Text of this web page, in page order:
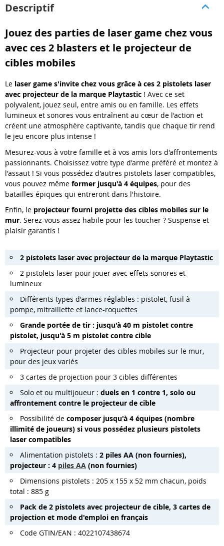
Descriptif
Jouez des parties de laser game chez vous
avec ces 2 blasters et le projecteur de
cibles mobiles
Le laser game s'invite chez vous grâce à ces 2 pistolets laser
avec projecteur de la marque Playtastic ! Avec ce set
polyvalent, jouez seul, entre amis ou en famille. Les effets
lumineux et sonores vous entraînent au cœur de l'action et
créent une atmosphère captivante, tandis que chaque tir rend
le jeu encore plus intense !
Mesurez-vous à votre famille et à vos amis lors d'affrontements
passionnants. Choisissez votre type d'arme préféré et montez à
l'assaut ! Si vous possédez d'autres pistolets laser compatibles,
vous pouvez même former jusqu'à 4 équipes, pour des
batailles épiques qui entreront dans l'histoire.
Enfin, le projecteur fourni projette des cibles mobiles sur le
mur. Serez-vous assez habile pour les toucher ? Suspense et
plaisir garantis !
2 pistolets laser avec projecteur de la marque Playtastic
2 pistolets laser pour jouer avec effets sonores et
lumineux
Différents types d'armes réglables : pistolet, fusil à
pompe, mitraillette et lance-roquettes
Grande portée de tir : jusqu'à 40 m pistolet contre
pistolet, jusqu'à 5 m pistolet contre cible
Projecteur pour projeter des cibles mobiles sur le mur,
pour des jeux variés
3 cartes de projection pour 3 cibles différentes
Solo et ou multijoueur : duels en 1 contre 1, solo ou
affrontement contre le projecteur de cible
Possibilité de composer jusqu'à 4 équipes (nombre
illimité de joueurs) si vous possédez plusieurs pistolets
laser compatibles
Alimentation pistolets : 2 piles AA (non fournies),
projecteur : 4 piles AA (non fournies)
Dimensions pistolets : 205 x 155 x 52 mm chacun, poids
total : 885 g
Pack de 2 pistolets avec projecteur de cible, 3 cartes de
projection et mode d'emploi en français
Code GTIN/EAN : 4022107438674